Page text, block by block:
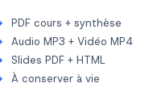
PDF cours + synthèse
Audio MP3 + Vidéo MP4
Slides PDF + HTML
À conserver à vie